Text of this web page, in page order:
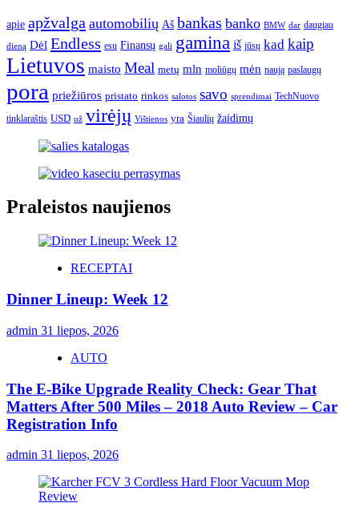
apie apžvalga automobilių Aš bankas banko BMW dar daugiau
dieną Dėl Endless esu Finansų gali gamina iš jūsų kad kaip
Lietuvos maisto Meal metų mln moliūgų mėn naują paslaugų
pora priežiūros pristato rinkos salotos savo sprendimai TechNuovo
tinklaraštis USD už virėjų Vištienos yra Šiaulių žaidimų
Praleistos naujienos
RECEPTAI
Dinner Lineup: Week 12
admin 31 liepos, 2026
AUTO
The E-Bike Upgrade Reality Check: Gear That
Matters After 500 Miles – 2018 Auto Review – Car
Registration Info
admin 31 liepos, 2026